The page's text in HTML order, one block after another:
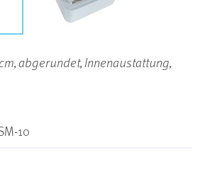
abgerundet, Innenaustattung,
10